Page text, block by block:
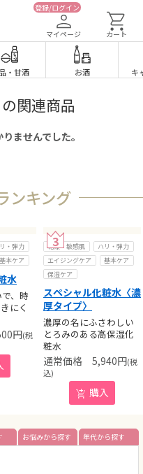
登録/ログイン
マイページ カート
・ 甘酒 お酒 キ
の関連商品
ませんでした。
ンキング
・弾力
基本ケア
水
、時
にく
円(税
乾燥・敏感肌
ハリ・弾力
エイジングケア
基本ケア
保湿ケア
スペシャル化粧水〈濃
厚タイプ〉
濃厚の名にふさわしい
とろみのある高保湿化
粧水
5,940円(税
込)
購入
お悩みから探す 年代から探す